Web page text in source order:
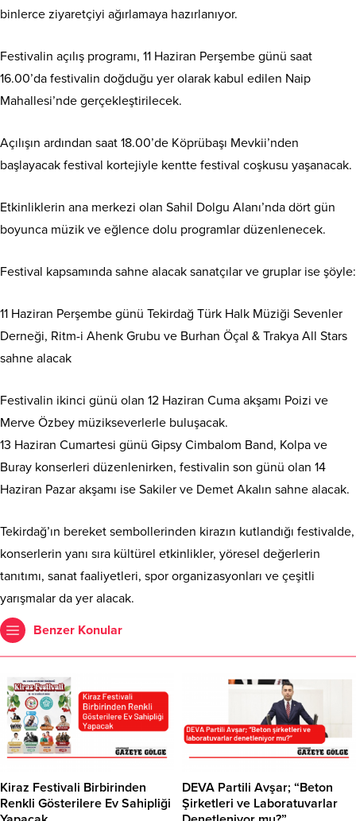
binlerce ziyaretçiyi ağırlamaya hazırlanıyor.
Festivalin açılış programı, 11 Haziran Perşembe günü saat
16.00’da festivalin doğduğu yer olarak kabul edilen Naip
Mahallesi’nde gerçekleştirilecek.
Açılışın ardından saat 18.00’de Köprübaşı Mevkii’nden
başlayacak festival kortejiyle kentte festival coşkusu yaşanacak.
Etkinliklerin ana merkezi olan Sahil Dolgu Alanı’nda dört gün
boyunca müzik ve eğlence dolu programlar düzenlenecek.
Festival kapsamında sahne alacak sanatçılar ve gruplar ise şöyle:
11 Haziran Perşembe günü Tekirdağ Türk Halk Müziği Sevenler
Derneği, Ritm-i Ahenk Grubu ve Burhan Öçal & Trakya All Stars
sahne alacak
Festivalin ikinci günü olan 12 Haziran Cuma akşamı Poizi ve
Merve Özbey müzikseverlerle buluşacak.
13 Haziran Cumartesi günü Gipsy Cimbalom Band, Kolpa ve
Buray konserleri düzenlenirken, festivalin son günü olan 14
Haziran Pazar akşamı ise Sakiler ve Demet Akalın sahne alacak.
Tekirdağ’ın bereket sembollerinden kirazın kutlandığı festivalde,
konserlerin yanı sıra kültürel etkinlikler, yöresel değerlerin
tanıtımı, sanat faaliyetleri, spor organizasyonları ve çeşitli
yarışmalar da yer alacak.
Benzer Konular
Kiraz Festivali Birbirinden
Renkli Gösterilere Ev Sahipliği
DEVA Partili Avşar; “Beton
Şirketleri ve Laboratuvarlar